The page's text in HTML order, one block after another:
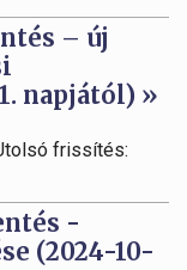
– új
napjától) »
frissítés:
-
(2024-10-